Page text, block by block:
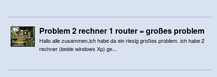
Problem 2 rechner 1 router = großes problem
Hallo alle zusammen,ich habe da ein riesig großes problem. ich habe 2
rechner (beide windows Xp) ge...